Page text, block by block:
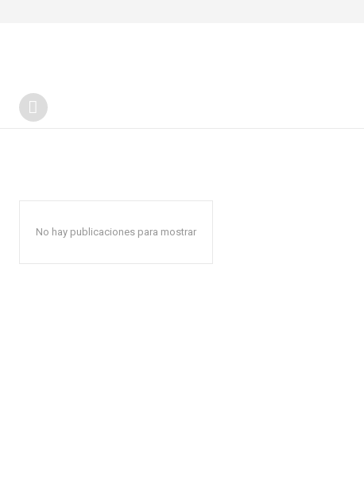
No hay publicaciones para mostrar